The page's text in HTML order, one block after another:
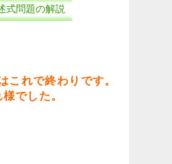
式問題の解説
これで終わりです。
でした。